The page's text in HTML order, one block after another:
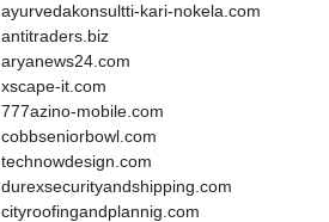
ayurvedakonsultti-kari-nokela.com
antitraders.biz
aryanews24.com
xscape-it.com
777azino-mobile.com
cobbseniorbowl.com
technowdesign.com
durexsecurityandshipping.com
cityroofingandplannig.com